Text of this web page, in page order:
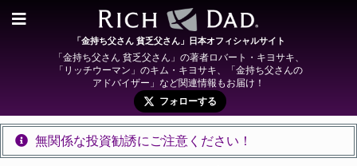
「金持ち父さん 貧乏父さん」日本オフィシャルサイト
「金持ち父さん 貧乏父さん」の著者ロバート・キヨサキ、
「リッチウーマン」のキム・キヨサキ、「金持ち父さんの
アドバイザー」など関連情報もお届け！
フォローする
無関係な投資勧誘にご注意ください！